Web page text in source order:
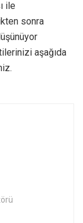
ile
sonra
aşağıda